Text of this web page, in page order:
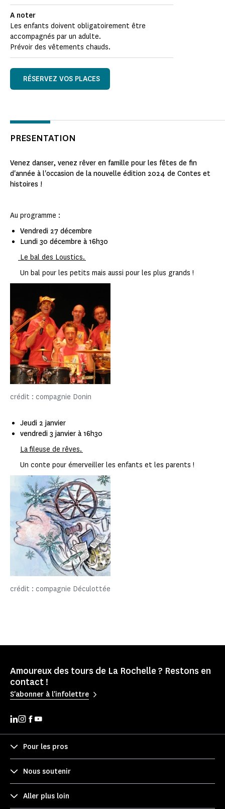
A noter
Les enfants doivent obligatoirement être
accompagnés par un adulte.
Prévoir des vêtements chauds.
RÉSERVEZ VOS PLACES
PRESENTATION
Venez danser, venez rêver en famille pour les fêtes de fin
d'année à l'occasion de la nouvelle édition 2024 de Contes et
histoires !
Au programme :
Vendredi 27 décembre
Lundi 30 décembre à 16h30
Le bal des Loustics.
Un bal pour les petits mais aussi pour les plus grands !
crédit : compagnie Donin
Jeudi 2 janvier
vendredi 3 janvier à 16h30
La fileuse de rêves.
Un conte pour émerveiller les enfants et les parents !
crédit : compagnie Déculottée
Amoureux des tours de La Rochelle ? Restons en
contact !
S'abonner à l'infolettre
Pour les pros
Nous soutenir
Aller plus loin